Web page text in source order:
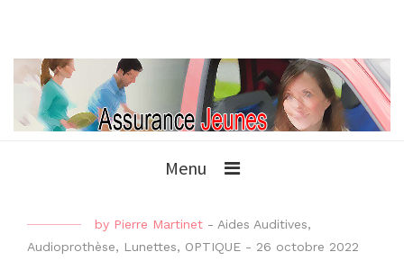
Menu
by Pierre Martinet - Aides Auditives,
Audioprothèse, Lunettes, OPTIQUE - 26 octobre 2022